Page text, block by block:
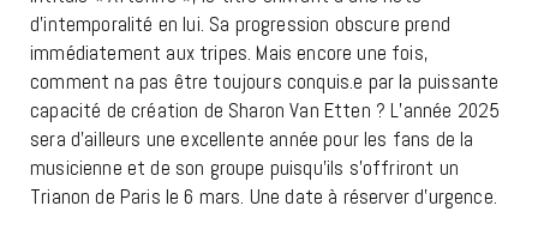
d’intemporalité en lui. Sa progression obscure prend
immédiatement aux tripes. Mais encore une fois,
comment na pas être toujours conquis.e par la puissante
capacité de création de Sharon Van Etten ? L’année 2025
sera d’ailleurs une excellente année pour les fans de la
musicienne et de son groupe puisqu’ils s’offriront un
Trianon de Paris le 6 mars. Une date à réserver d’urgence.